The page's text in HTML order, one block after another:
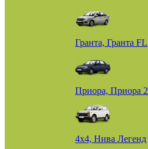
Гранта, Гранта FL
Приора, Приора 2
4х4, Нива Легенд